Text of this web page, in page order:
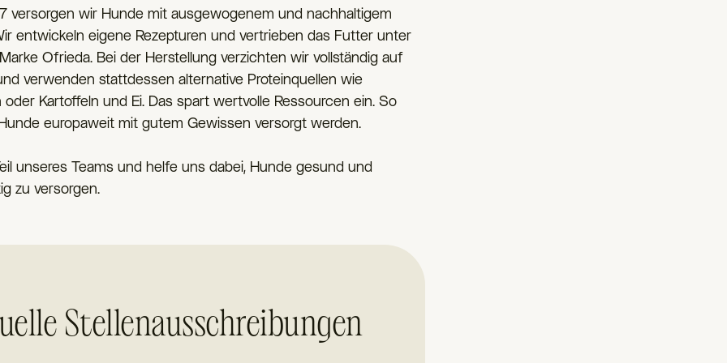
versorgen wir Hunde mit ausgewogenem und nachhaltigem
entwickeln eigene Rezepturen und vertrieben das Futter unter
Ofrieda. Bei der Herstellung verzichten wir vollständig auf
verwenden stattdessen alternative Proteinquellen wie
oder Kartoffeln und Ei. Das spart wertvolle Ressourcen ein. So
europaweit mit gutem Gewissen versorgt werden.
unseres Teams und helfe uns dabei, Hunde gesund und
zu versorgen.
Stellenausschreibungen